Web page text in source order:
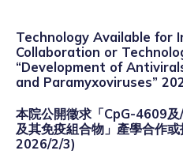
Technology Available for
Collaboration or
“Development of
and Paramyxoviruses”
本院公開徵求「CpG-4609
及其免疫組合物」產學合作
2026/2/3)